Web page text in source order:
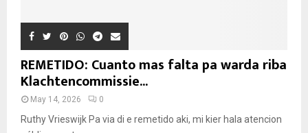
REMETIDO: Cuanto mas falta pa warda riba
Klachtencommissie...
May 14, 2026 0
Ruthy Vrieswijk Pa via di e remetido aki, mi kier hala atencion